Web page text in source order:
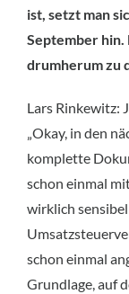
ist, setzt man
September hin.
drumherum zu
Lars Rinkewitz:
„Okay, in den
komplette
schon einmal
wirklich
schon einmal
Grundlage, auf